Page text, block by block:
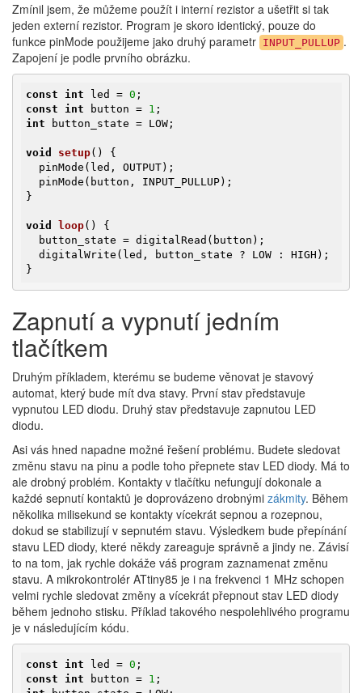
Zmínil jsem, že můžeme použít i interní rezistor a ušetřit si tak
jeden externí rezistor. Program je skoro identický, pouze do
funkce pinMode použijeme jako druhý parametr INPUT_PULLUP .
Zapojení je podle prvního obrázku.
const int led = 0
const
int button = 1
int button_state = LOW;
void setup()
{
}
void loop()
{
}
Zapnutí a vypnutí jedním
tlačítkem
Druhým příkladem, kterému se budeme věnovat je stavový
automat, který bude mít dva stavy. První stav představuje
vypnutou LED diodu. Druhý stav představuje zapnutou LED
diodu.
Asi vás hned napadne možné řešení problému. Budete sledovat
změnu stavu na pinu a podle toho přepnete stav LED diody. Má to
ale drobný problém. Kontakty v tlačítku nefungují dokonale a
každé sepnutí kontaktů je doprovázeno drobnými zákmity. Během
několika milisekund se kontakty vícekrát sepnou a rozepnou,
dokud se stabilizují v sepnutém stavu. Výsledkem bude přepínání
stavu LED diody, které někdy zareaguje správně a jindy ne. Závisí
to na tom, jak rychle dokáže váš program zaznamenat změnu
stavu. A mikrokontrolér ATtiny85 je i na frekvenci 1 MHz schopen
velmi rychle sledovat změny a vícekrát přepnout stav LED diody
během jednoho stisku. Příklad takového nespolehlivého programu
je v následujícím kódu.
const int led = 0
const
int button = 1